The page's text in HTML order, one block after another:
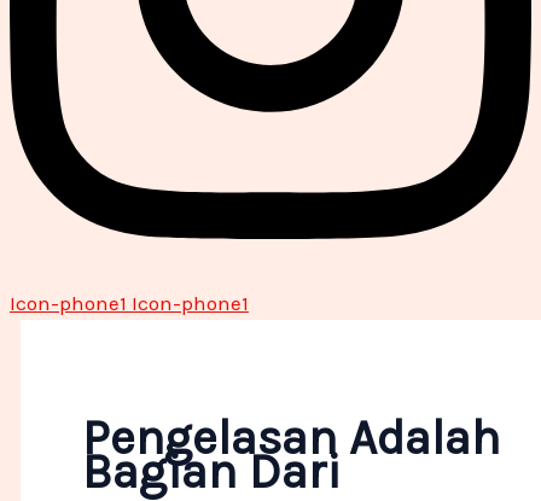
Icon-phone1 Icon-phone1
Pengelasan Adalah
Bagian Dari